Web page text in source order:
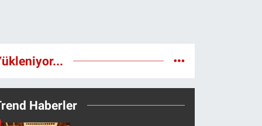
Haberler